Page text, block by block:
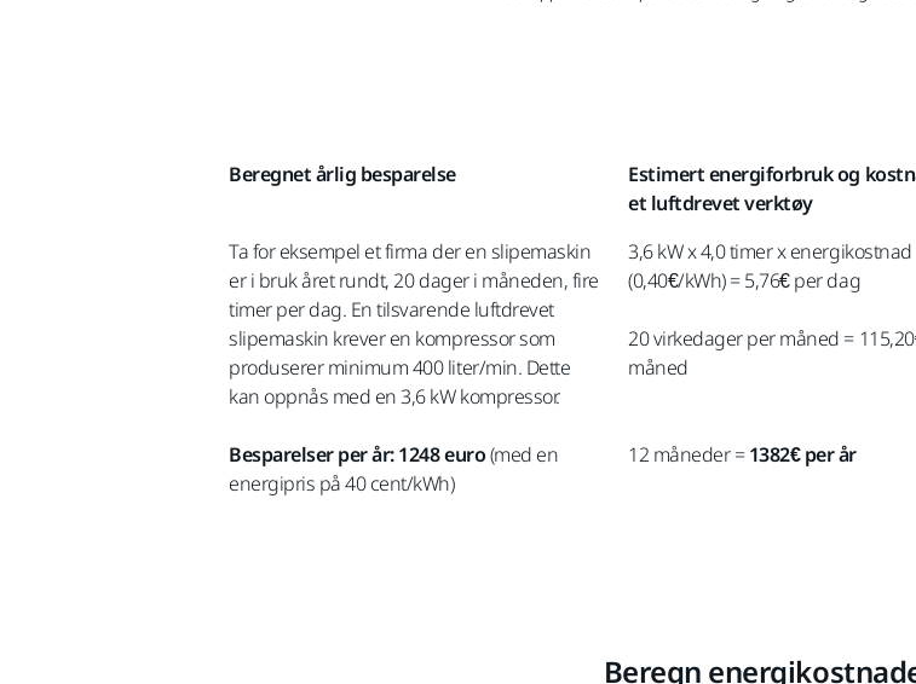
Beregnet årlig besparelse
Ta for eksempel et firma der en slipemaskin
er i bruk året rundt, 20 dager i måneden, fire
timer per dag. En tilsvarende luftdrevet
slipemaskin krever en kompressor som
produserer minimum 400 liter/min. Dette
kan oppnås med en 3,6 kW kompressor.
Besparelser per år: 1248 euro(med en
energipris på 40 cent/kWh)
Estimert energiforbruk og
et luftdrevet verktøy
3,6 kW x 4,0 timer x energikostnad
(0,40€/kWh) = 5,76€ per dag
20 virkedager per måned =
måned
12 måneder =1382€ per år
Beregn